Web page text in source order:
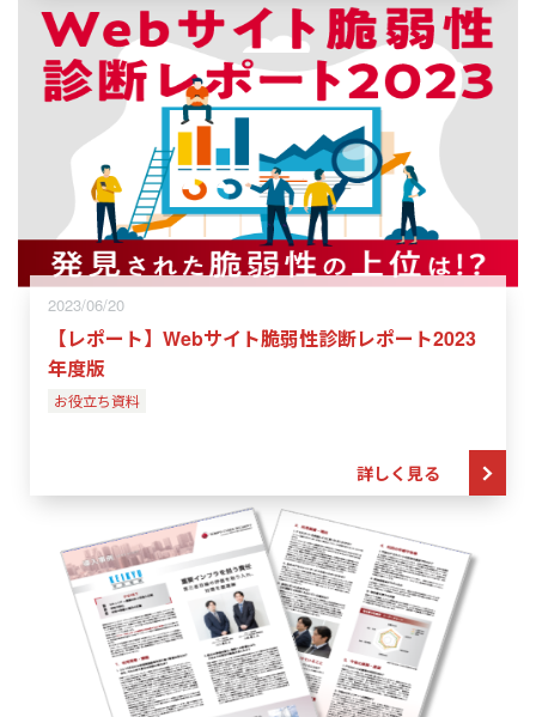
2023/06/20
【レポート】Webサイト脆弱性診断レポート2023
年度版
お役立ち資料
詳しく見る